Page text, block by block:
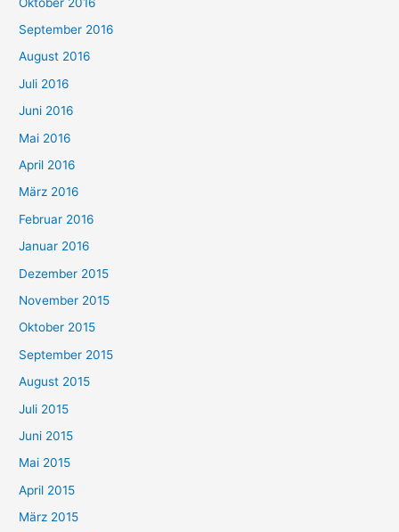
September 2016
August 2016
Juli 2016
Juni 2016
Mai 2016
April 2016
März 2016
Februar 2016
Januar 2016
Dezember 2015
November 2015
Oktober 2015
September 2015
August 2015
Juli 2015
Juni 2015
Mai 2015
April 2015
März 2015